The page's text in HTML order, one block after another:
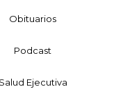
Obituarios
Podcast
Salud Ejecutiva